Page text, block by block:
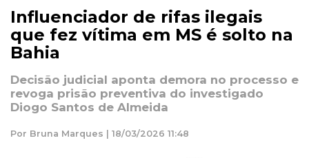
Influenciador de rifas ilegais
que fez vítima em MS é solto na
Bahia
Decisão judicial aponta demora no processo e
revoga prisão preventiva do investigado
Diogo Santos de Almeida
Por Bruna Marques | 18/03/2026 11:48